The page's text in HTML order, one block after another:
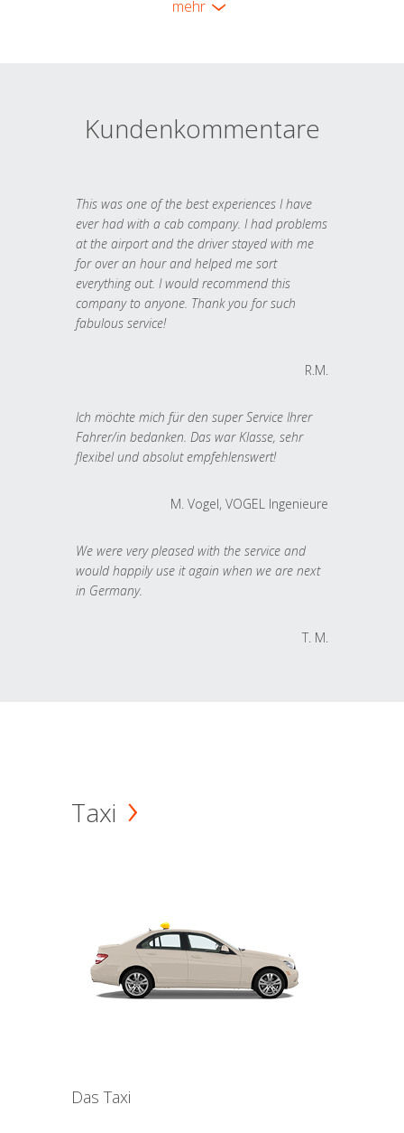
mehr
Kundenkommentare
This was one of the best experiences I have
ever had with a cab company. I had problems
at the airport and the driver stayed with me
for over an hour and helped me sort
everything out. I would recommend this
company to anyone. Thank you for such
fabulous service!
R.M.
Ich möchte mich für den super Service Ihrer
Fahrer/in bedanken. Das war Klasse, sehr
flexibel und absolut empfehlenswert!
M. Vogel, VOGEL Ingenieure
We were very pleased with the service and
would happily use it again when we are next
in Germany.
T. M.
Taxi
Das Taxi